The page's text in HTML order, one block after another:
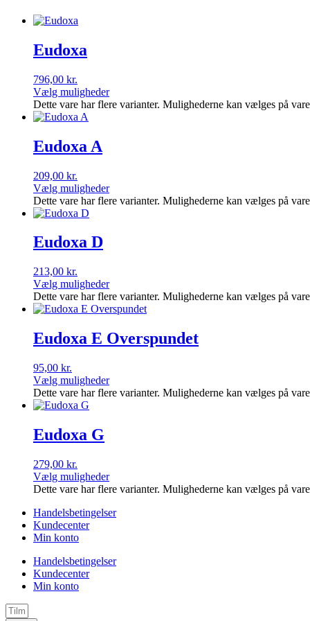
Eudoxa
796,00 kr.
Vælg muligheder
Dette vare har flere varianter. Mulighederne kan vælges på
Eudoxa A
209,00 kr.
Vælg muligheder
Dette vare har flere varianter. Mulighederne kan vælges på
Eudoxa D
213,00 kr.
Vælg muligheder
Dette vare har flere varianter. Mulighederne kan vælges på
Eudoxa E Overspundet
95,00 kr.
Vælg muligheder
Dette vare har flere varianter. Mulighederne kan vælges på
Eudoxa G
279,00 kr.
Vælg muligheder
Dette vare har flere varianter. Mulighederne kan vælges på
Handelsbetingelser
Kundecenter
Min konto
Handelsbetingelser
Kundecenter
Min konto